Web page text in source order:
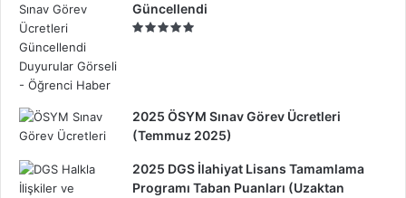
Güncellendi
2025 ÖSYM Sınav Görev Ücretleri
(Temmuz 2025)
2025 DGS İlahiyat Lisans Tamamlama
Programı Taban Puanları (Uzaktan